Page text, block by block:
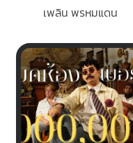
เพลิน พรหมแดน